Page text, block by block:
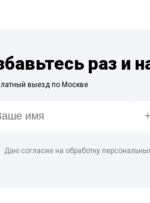
раз и
выезд по Москве
Даю согласие на обработку